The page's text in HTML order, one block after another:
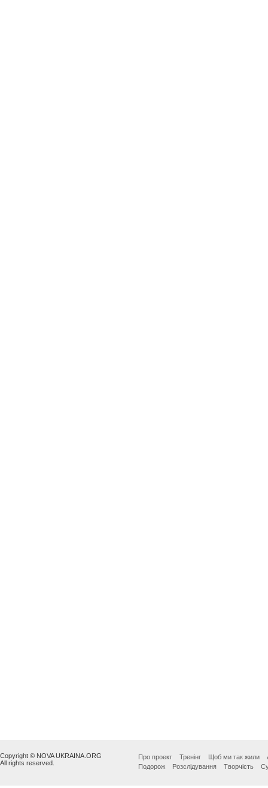
Copyright © NOVA UKRAINA.ORG
All rights reserved.
Про проект Тренінг Щоб ми так жили
Подорож
Розслідування Творчість